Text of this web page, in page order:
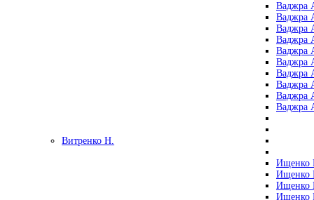
Ваджра
Ваджра
Ваджра
Ваджра
Ваджра
Ваджра
Ваджра
Ваджра
Ваджра
Ваджра
Витренко Н.
Ищенко
Ищенко
Ищенко
Ищенко